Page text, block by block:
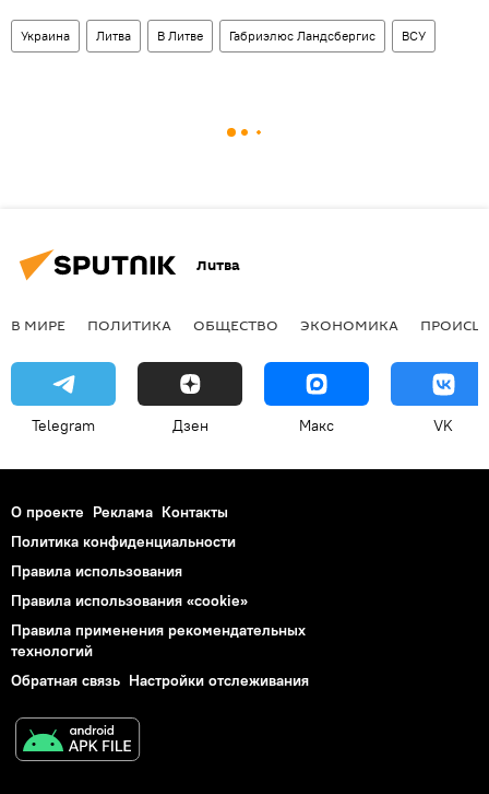
Украина Литва В Литве Габриэлюс Ландсбергис ВСУ
Литва
В МИРЕ ПОЛИТИКА ОБЩЕСТВО ЭКОНОМИКА
Telegram Дзен Макс VK
О проекте Реклама Контакты
Политика конфиденциальности
Правила использования
Правила использования «cookie»
Правила применения рекомендательных
технологий
Обратная связь Настройки отслеживания